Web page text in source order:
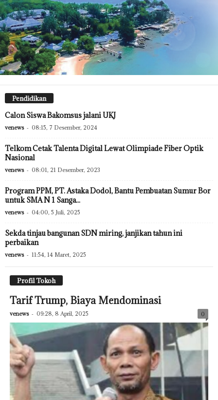
Pendidikan
Calon Siswa Bakomsus jalani UKJ
venews - 08:15, 7 Desember, 2024
Telkom Cetak Talenta Digital Lewat Olimpiade Fiber Optik
Nasional
venews - 08:01, 21 Desember, 2023
Program PPM, PT. Astaka Dodol, Bantu Pembuatan Sumur Bor
untuk SMA N 1 Sanga...
venews - 04:00, 5 Juli, 2025
Sekda tinjau bangunan SDN miring, janjikan tahun ini
perbaikan
venews - 11:54, 14 Maret, 2025
Profil Tokoh
Tarif Trump, Biaya Mendominasi
venews - 09:28, 8 April, 2025 0